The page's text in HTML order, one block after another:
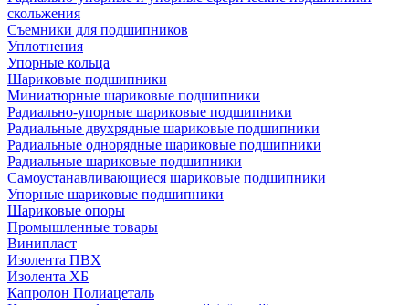
скольжения
Съемники для подшипников
Уплотнения
Упорные кольца
Шариковые подшипники
Миниатюрные шариковые подшипники
Радиально-упорные шариковые подшипники
Радиальные двухрядные шариковые подшипники
Радиальные однорядные шариковые подшипники
Радиальные шариковые подшипники
Самоустанавливающиеся шариковые подшипники
Упорные шариковые подшипники
Шариковые опоры
Промышленные товары
Винипласт
Изолента ПВХ
Изолента ХБ
Капролон Полиацеталь